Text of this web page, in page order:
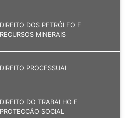
DIREITO DOS PETRÓLEO E
RECURSOS MINERAIS
DIREITO PROCESSUAL
DIREITO DO TRABALHO E
PROTECÇÃO SOCIAL